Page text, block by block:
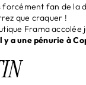
forcément fan de
que craquer !
Frama
a une pénurie à